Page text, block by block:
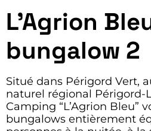
L’Agrion
bungalow 2
Situé dans Périgord Vert,
naturel régional Périgord-
Camping “L’Agrion Bleu”
bungalows entièrement